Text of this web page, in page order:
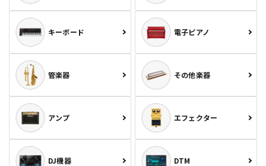
キーボード 電子ピアノ
管楽器 その他楽器
アンプ エフェクター
DJ機器 DTM